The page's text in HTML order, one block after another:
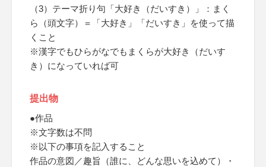
（3）テーマ折り句「大好き（だいすき）」：まく
ら（頭文字）＝「大好き」「だいすき」を使って描
くこと
※漢字でもひらがなでもまくらが大好き（だいす
き）になっていれば可
提出物
●作品
※文字数は不問
※以下の事項を記入すること
作品の意図／趣旨（誰に、どんな思いを込めて）・